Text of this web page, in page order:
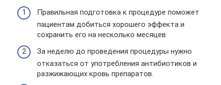
Правильная подготовка к процедуре поможет
пациентам добиться хорошего эффекта и
сохранить его на несколько месяцев.
За неделю до проведения процедуры нужно
отказаться от употребления антибиотиков и
разжижающих кровь препаратов.